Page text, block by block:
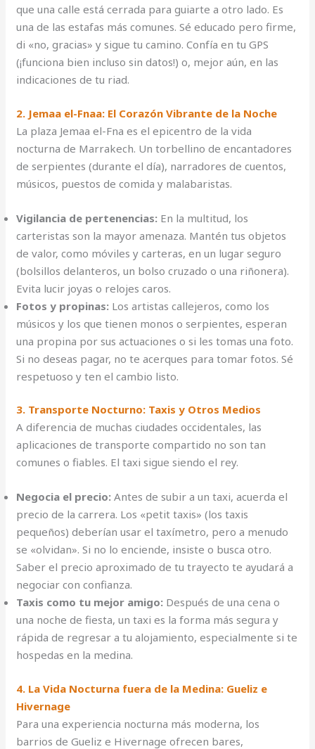
que una calle está cerrada para guiarte a otro lado. Es
una de las estafas más comunes. Sé educado pero firme,
di «no, gracias» y sigue tu camino. Confía en tu GPS
(¡funciona bien incluso sin datos!) o, mejor aún, en las
indicaciones de tu riad.
2. Jemaa el-Fnaa: El Corazón Vibrante de la Noche
La plaza Jemaa el-Fna es el epicentro de la vida
nocturna de Marrakech. Un torbellino de encantadores
de serpientes (durante el día), narradores de cuentos,
músicos, puestos de comida y malabaristas.
Vigilancia de pertenencias: En la multitud, los
carteristas son la mayor amenaza. Mantén tus objetos
de valor, como móviles y carteras, en un lugar seguro
(bolsillos delanteros, un bolso cruzado o una riñonera).
Evita lucir joyas o relojes caros.
Fotos y propinas: Los artistas callejeros, como los
músicos y los que tienen monos o serpientes, esperan
una propina por sus actuaciones o si les tomas una foto.
Si no deseas pagar, no te acerques para tomar fotos. Sé
respetuoso y ten el cambio listo.
3. Transporte Nocturno: Taxis y Otros Medios
A diferencia de muchas ciudades occidentales, las
aplicaciones de transporte compartido no son tan
comunes o fiables. El taxi sigue siendo el rey.
Negocia el precio: Antes de subir a un taxi, acuerda el
precio de la carrera. Los «petit taxis» (los taxis
pequeños) deberían usar el taxímetro, pero a menudo
se «olvidan». Si no lo enciende, insiste o busca otro.
Saber el precio aproximado de tu trayecto te ayudará a
negociar con confianza.
Taxis como tu mejor amigo: Después de una cena o
una noche de fiesta, un taxi es la forma más segura y
rápida de regresar a tu alojamiento, especialmente si te
hospedas en la medina.
4. La Vida Nocturna fuera de la Medina: Gueliz e
Hivernage
Para una experiencia nocturna más moderna, los
barrios de Gueliz e Hivernage ofrecen bares,